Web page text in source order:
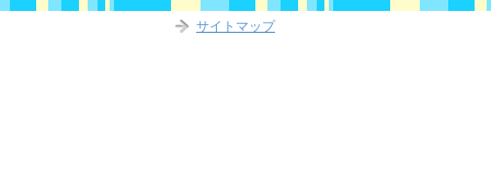
サイトマップ